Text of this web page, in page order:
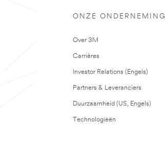
ONZE ONDERNEMING
Over 3M
Carrières
Investor Relations (Engels)
Partners & Leveranciers
Duurzaamheid (US, Engels)
Technologieën